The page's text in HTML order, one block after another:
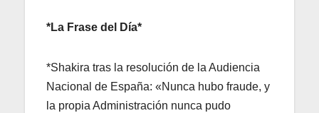
*La Frase del Día*
*Shakira tras la resolución de la Audiencia
Nacional de España: «Nunca hubo fraude, y
la propia Administración nunca pudo